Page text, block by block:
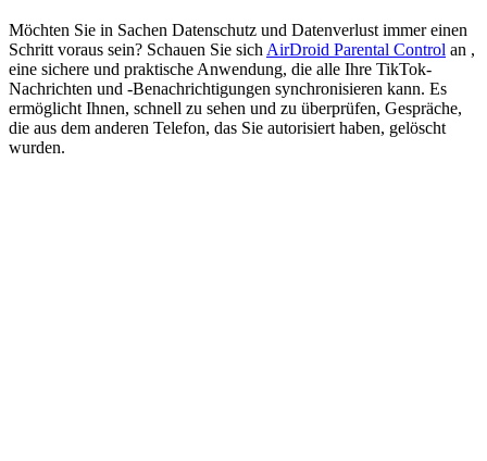
Möchten Sie in Sachen Datenschutz und Datenverlust immer einen
Schritt voraus sein? Schauen Sie sich AirDroid Parental Control an ,
eine sichere und praktische Anwendung, die alle Ihre TikTok-
Nachrichten und -Benachrichtigungen synchronisieren kann. Es
ermöglicht Ihnen, schnell zu sehen und zu überprüfen, Gespräche,
die aus dem anderen Telefon, das Sie autorisiert haben, gelöscht
wurden.